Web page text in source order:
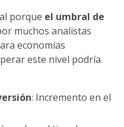
porque el umbral de
muchos analistas
economías
este nivel podría
: Incremento en el